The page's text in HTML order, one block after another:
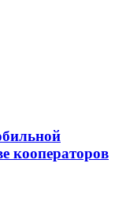
кооператоров